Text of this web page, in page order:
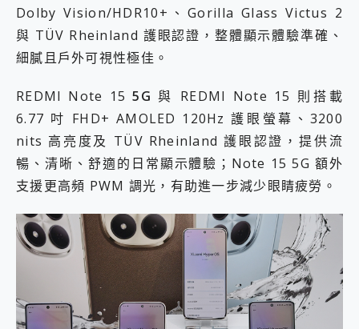
Dolby Vision/HDR10+、Gorilla Glass Victus 2
與 TÜV Rheinland 護眼認證，整體顯示體驗準確、
細膩且戶外可視性極佳。
REDMI Note 15 5G 與 REDMI Note 15 則搭載
6.77 吋 FHD+ AMOLED 120Hz 護眼螢幕、3200
nits 高亮度及 TÜV Rheinland 護眼認證，提供流
暢、清晰、舒適的日常顯示體驗；Note 15 5G 額外
支援更高頻 PWM 調光，有助進一步減少眼睛疲勞。